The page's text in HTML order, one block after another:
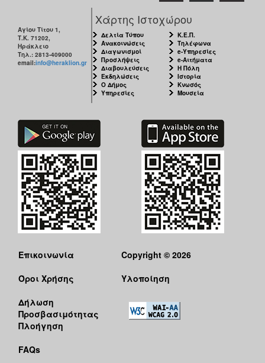
Αγίου Τίτου 1,
Τ.Κ. 71202,
Ηράκλειο
Τηλ.: 2813-409000
email:info@heraklion.gr
Χάρτης Ιστοχώρου
Δελτία Τύπου
Ανακοινώσεις
Διαγωνισμοί
Προσλήψεις
Διαβουλεύσεις
Εκδηλώσεις
Ο Δήμος
Υπηρεσίες
Κ.Ε.Π.
Τηλέφωνα
e-Υπηρεσίες
e-Αιτήματα
Η Πόλη
Ιστορία
Κνωσός
Μουσεία
Επικοινωνία
Όροι Χρήσης
Δήλωση
Προσβασιμότητας
Πλοήγηση
FAQs
Copyright © 2026
Υλοποίηση